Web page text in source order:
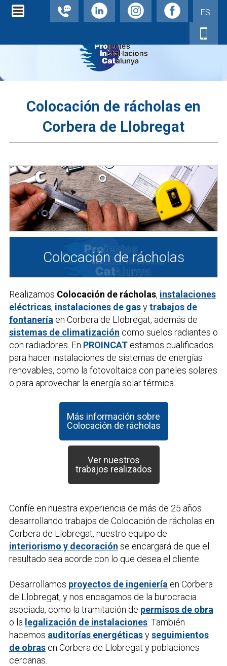
ES
Colocación de rácholas en
Corbera de Llobregat
Colocación de rácholas
Realizamos Colocación de rácholas, instalaciones
eléctricas, instalaciones de gasytrabajos de
fontanería en Corbera de Llobregat, además de
sistemas de climatización como suelos radiantes o
con radiadores. En PROINCAT estamos cualificados
para hacer instalaciones de sistemas de energías
renovables, como la fotovoltaica con paneles solares
o para aprovechar la energía solar térmica.
Más información sobre
Colocación de rácholas
Ver nuestros
trabajos realizados
Confíe en nuestra experiencia de más de 25 años
desarrollando trabajos de Colocación de rácholas en
Corbera de Llobregat, nuestro equipo de
interiorismo y decoración se encargará de que el
resultado sea acorde con lo que desea el cliente.
Desarrollamos proyectos de ingeniería en Corbera
de Llobregat, y nos encagamos de la burocracia
asociada, como la tramitación de permisos de obra
o la legalización de instalaciones. También
hacemos auditorías energéticasyseguimientos
de obrasen Corbera de Llobregat y poblaciones
cercanas.